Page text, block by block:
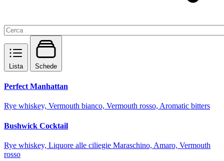
Lista Schede
Perfect Manhattan
Rye whiskey, Vermouth bianco, Vermouth rosso, Aromatic bitters
Bushwick Cocktail
Rye whiskey, Liquore alle ciliegie Maraschino, Amaro, Vermouth
rosso